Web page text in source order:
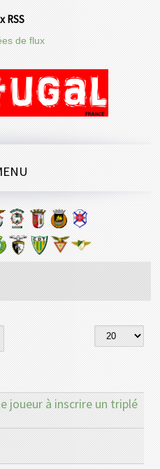
RSS
de flux
joueur à inscrire un triplé